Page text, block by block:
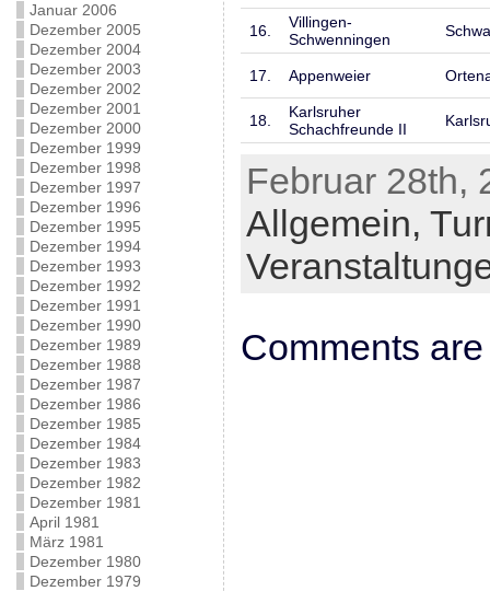
Januar 2006
Dezember 2005
Dezember 2004
Dezember 2003
Dezember 2002
Dezember 2001
Dezember 2000
Dezember 1999
Dezember 1998
Dezember 1997
Dezember 1996
Dezember 1995
Dezember 1994
Dezember 1993
Dezember 1992
Dezember 1991
Dezember 1990
Dezember 1989
Dezember 1988
Dezember 1987
Dezember 1986
Dezember 1985
Dezember 1984
Dezember 1983
Dezember 1982
Dezember 1981
April 1981
März 1981
Dezember 1980
Dezember 1979
16.
Villingen-
Schwenningen
17. Appenweier
18.
Karlsruher
Schachfreunde II
Februar 28th,
Allgemein,
Comments